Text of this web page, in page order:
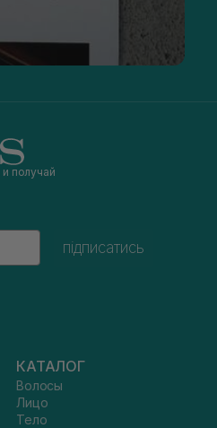
и получай
підписатись
КАТАЛОГ
Волосы
Лицо
Тело